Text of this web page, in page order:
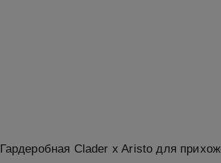
Гардеробная Clader x Aristo для